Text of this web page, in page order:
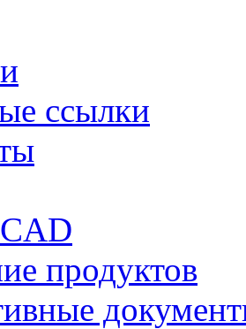
ссылки
продуктов